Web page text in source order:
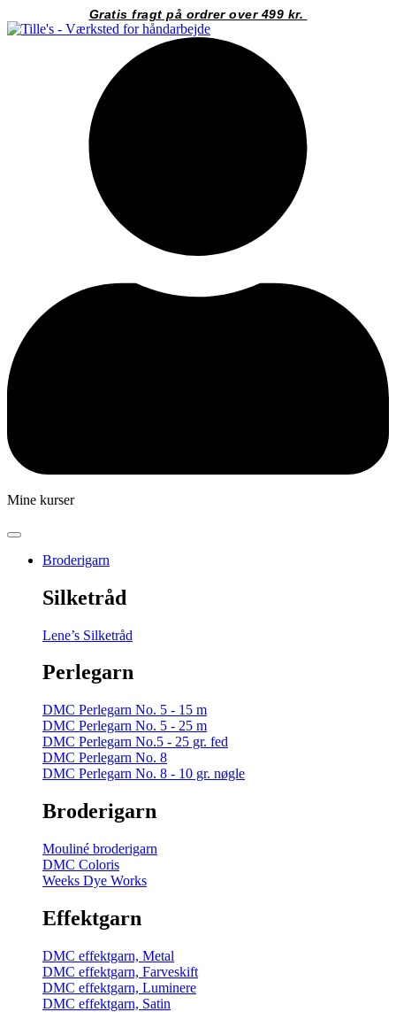
til
Gratis fragt på ordrer over 499 kr.
Mine kurser
Broderigarn
Silketråd
Lene’s Silketråd
Perlegarn
DMC Perlegarn No. 5 - 15 m
DMC Perlegarn No. 5 - 25 m
DMC Perlegarn No.5 - 25 gr. fed
DMC Perlegarn No. 8
DMC Perlegarn No. 8 - 10 gr. nøgle
Broderigarn
Mouliné broderigarn
DMC Coloris
Weeks Dye Works
Effektgarn
DMC effektgarn, Metal
DMC effektgarn, Farveskift
DMC effektgarn, Luminere
DMC effektgarn, Satin